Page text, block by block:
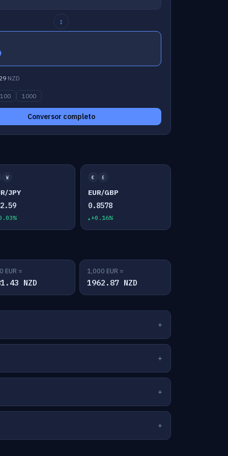
↕
NZD
100 1000
Conversor completo
¥
JPY
€ £
EUR/GBP
0.8578
+0.16%
EUR =
NZD
1,000 EUR =
1962.87 NZD